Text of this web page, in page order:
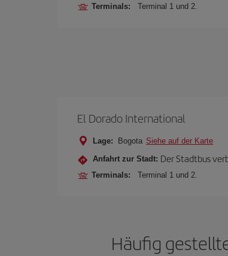
Terminals: Terminal 1 und 2.
El Dorado International
Lage: Bogota Siehe auf der Karte
Anfahrt zur Stadt: Der Stadtbus
Terminals: Terminal 1 und 2.
Häufig